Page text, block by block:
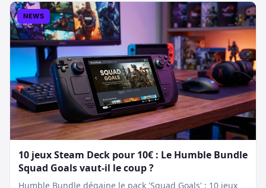
NEWS
10 jeux Steam Deck pour 10€ : Le Humble Bundle
Squad Goals vaut-il le coup ?
Humble Bundle dégaine le pack 'Squad Goals' : 10 jeux